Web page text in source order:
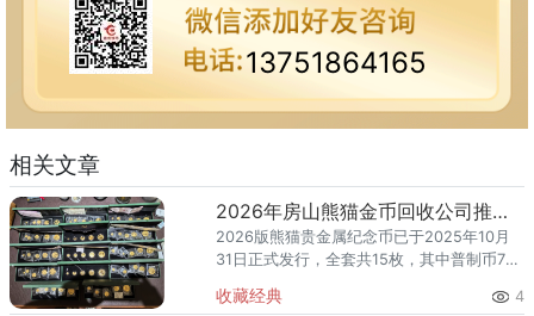
13751864165
相关文章
2026年房山熊猫金币回收公司推荐：上门回收，足不出户变现
2026版熊猫贵金属纪念币已于2025年10月
31日正式发行，全套共15枚，其中普制币7
续攀升，越来越多的房山区藏家开始关注一
收藏经典 4